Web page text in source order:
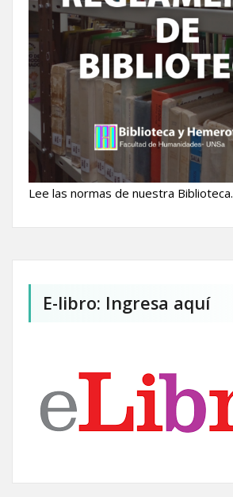
Lee las normas de nuestra Biblioteca.
E-libro: Ingresa aquí